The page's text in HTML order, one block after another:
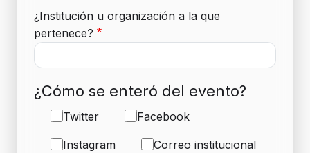
¿Institución u organización a la que
pertenece?
¿Cómo se enteró del evento?
Twitter Facebook
Instagram Correo institucional